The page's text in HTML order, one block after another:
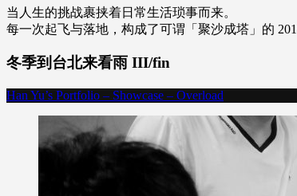
当人生的挑战裹挟着日常生活琐事而来。
每一次起飞与落地，构成了可谓「聚沙成塔」的
冬季到台北来看雨 III/fin
Han Yu’s Portfolio – Showcase – Overload